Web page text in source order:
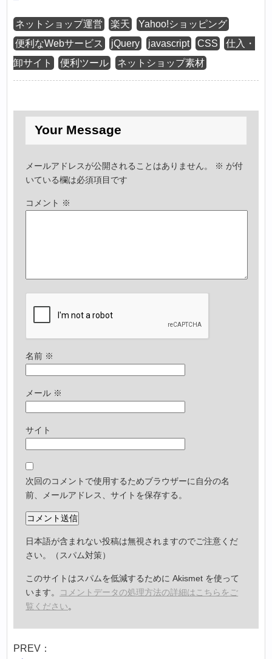
ネットショップ運営 楽天
Yahoo!ショッピング
便利なWebサービス
jQuery javascript CSS
仕入・
卸サイト
便利ツール ネットショップ素材
Your Message
メールアドレスが公開されることはありません。 ※ が付
いている欄は必須項目です
コメント ※
名前 ※
メール ※
サイト
次回のコメントで使用するためブラウザーに自分の名
前、メールアドレス、サイトを保存する。
日本語が含まれない投稿は無視されますのでご注意くだ
さい。（スパム対策）
このサイトはスパムを低減するために Akismet を使って
います。
コメントデータの処理方法の詳細はこちらをご
覧ください。
PREV：